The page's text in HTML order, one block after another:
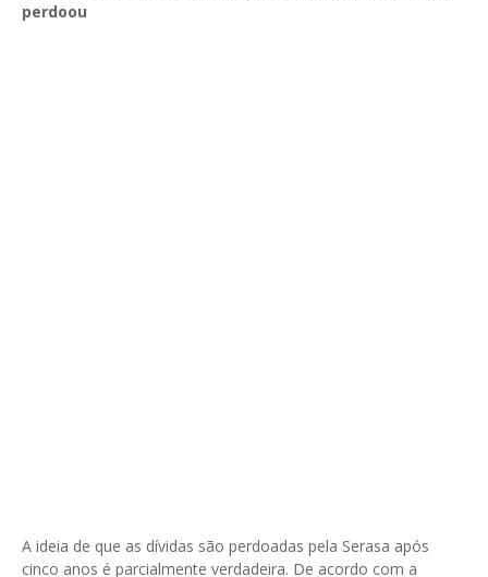
perdoou
A ideia de que as dívidas são perdoadas pela Serasa após
cinco anos é parcialmente verdadeira. De acordo com a